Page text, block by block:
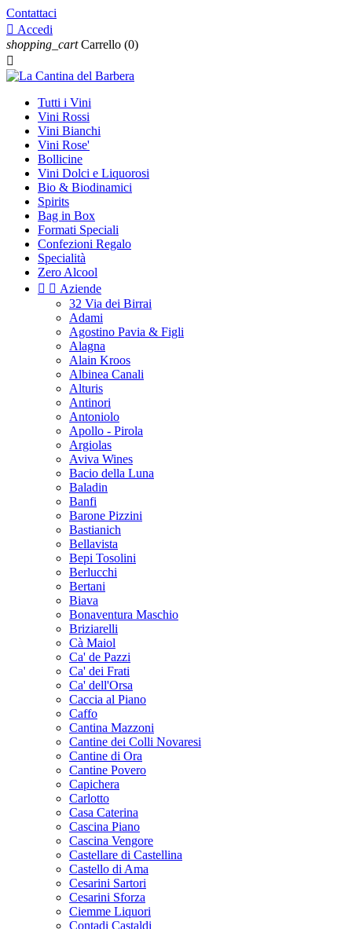
Contattaci
 Accedi
shopping_cart Carrello (0)

Tutti i Vini
Vini Rossi
Vini Bianchi
Vini Rose'
Bollicine
Vini Dolci e Liquorosi
Bio & Biodinamici
Spirits
Bag in Box
Formati Speciali
Confezioni Regalo
Specialità
Zero Alcool
  Aziende
32 Via dei Birrai
Adami
Agostino Pavia & Figli
Alagna
Alain Kroos
Albinea Canali
Alturis
Antinori
Antoniolo
Apollo - Pirola
Argiolas
Aviva Wines
Bacio della Luna
Baladin
Banfi
Barone Pizzini
Bastianich
Bellavista
Bepi Tosolini
Berlucchi
Bertani
Biava
Bonaventura Maschio
Briziarelli
Cà Maiol
Ca' de Pazzi
Ca' dei Frati
Ca' dell'Orsa
Caccia al Piano
Caffo
Cantina Mazzoni
Cantine dei Colli Novaresi
Cantine di Ora
Cantine Povero
Capichera
Carlotto
Casa Caterina
Cascina Piano
Cascina Vengore
Castellare di Castellina
Castello di Ama
Cesarini Sartori
Cesarini Sforza
Ciemme Liquori
Contadi Castaldi